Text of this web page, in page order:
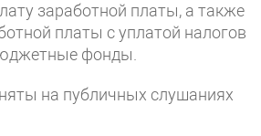
заработной платы, а также
платы с уплатой налогов
фонды.
на публичных слушаниях